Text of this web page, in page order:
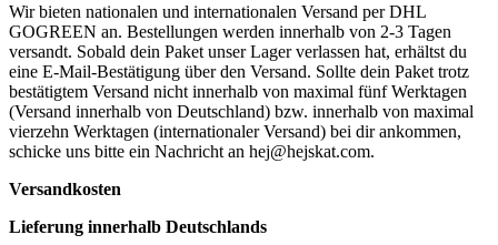
Wir bieten nationalen und internationalen Versand per DHL
GOGREEN an. Bestellungen werden innerhalb von 2-3 Tagen
versandt. Sobald dein Paket unser Lager verlassen hat, erhältst du
eine E-Mail-Bestätigung über den Versand. Sollte dein Paket trotz
bestätigtem Versand nicht innerhalb von maximal fünf Werktagen
(Versand innerhalb von Deutschland) bzw. innerhalb von maximal
vierzehn Werktagen (internationaler Versand) bei dir ankommen,
schicke uns bitte ein Nachricht an hej@hejskat.com.
Versandkosten
Lieferung innerhalb Deutschlands